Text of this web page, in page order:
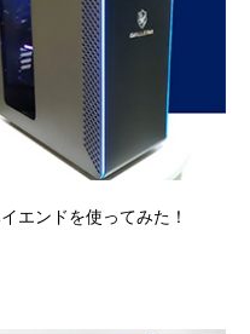
エンドを使ってみた！